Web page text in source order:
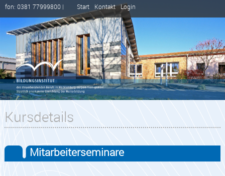
fon: 0381 77999800 | Start Kontakt Login
Kursdetails
Mitarbeiterseminare